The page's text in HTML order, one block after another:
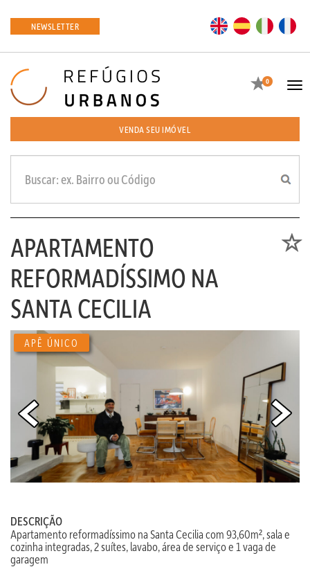
NEWSLETTER EN ES
Favoritos
0
VENDA SEU IMÓVEL
APARTAMENTO
REFORMADÍSSIMO NA
SANTA CECILIA
APÊ ÚNICO
DESCRIÇÃO
Apartamento reformadíssimo na Santa Cecilia com 93,60m², sala e
cozinha integradas, 2 suítes, lavabo, área de serviço e 1 vaga de
garagem